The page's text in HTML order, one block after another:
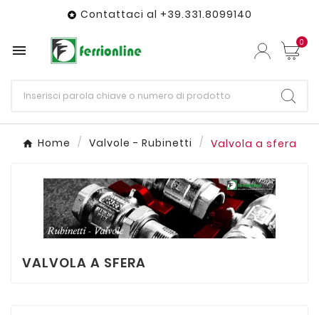
 Contattaci al +39.331.8099140
 0
Home Valvole - Rubinetti Valvola a sfera
VALVOLA A SFERA